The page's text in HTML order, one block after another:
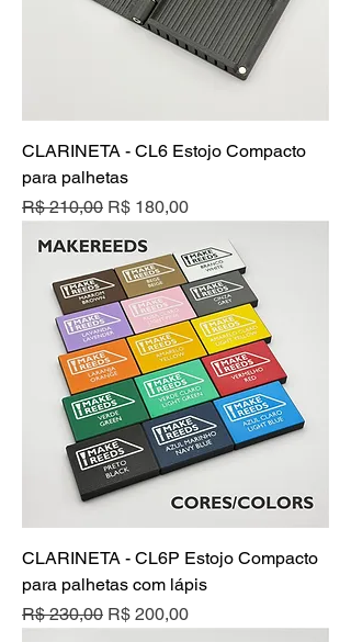
CLARINETA - CL6 Estojo Compacto
para palhetas
Preço normal
R$ 210,00 Preço promocional
R$ 180,00
CLARINETA - CL6P Estojo Compacto
para palhetas com lápis
Preço normal
R$ 230,00 Preço promocional
R$ 200,00